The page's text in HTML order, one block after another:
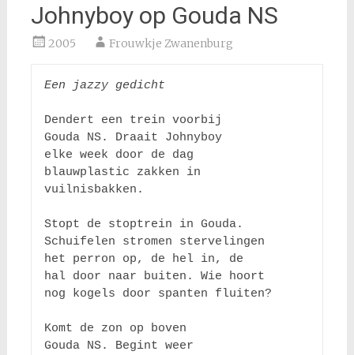
Johnyboy op Gouda NS
2005 Frouwkje Zwanenburg
Een jazzy gedicht
Dendert een trein voorbij
Gouda NS. Draait Johnyboy
elke week door de dag
blauwplastic zakken in
vuilnisbakken.
Stopt de stoptrein in Gouda.
Schuifelen stromen stervelingen
het perron op, de hel in, de
hal door naar buiten. Wie hoort
nog kogels door spanten fluiten?
Komt de zon op boven
Gouda NS. Begint weer